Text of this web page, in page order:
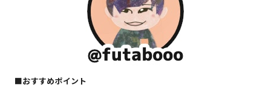
■おすすめポイント